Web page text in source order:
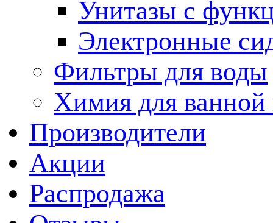
Унитазы с
Электронные
Фильтры для воды
Химия для ванной
Производители
Акции
Распродажа